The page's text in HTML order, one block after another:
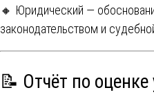
🔸 Юридический —
законодательством и
📝 Отчёт по